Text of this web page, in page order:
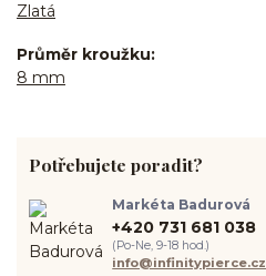
Zlatá
Průměr kroužku
8 mm
Potřebujete poradit?
Markéta Badurová
+420 731 681 038
(Po-Ne, 9-18 hod.)
info@infinitypierce.cz